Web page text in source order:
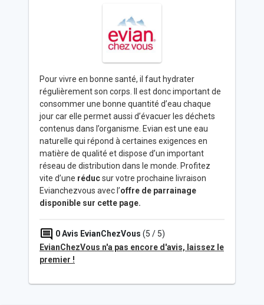
Pour vivre en bonne santé, il faut hydrater
régulièrement son corps. Il est donc important de
consommer une bonne quantité d’eau chaque
jour car elle permet aussi d’évacuer les déchets
contenus dans l’organisme. Evian est une eau
naturelle qui répond à certaines exigences en
matière de qualité et dispose d’un important
réseau de distribution dans le monde. Profitez
vite d’une réducsur votre prochaine livraison
Evianchezvous avec l’offre de parrainage
disponible sur cette page.
0Avis EvianChezVous (5 / 5)
EvianChezVous n'a pas encore d'avis, laissez le
premier !